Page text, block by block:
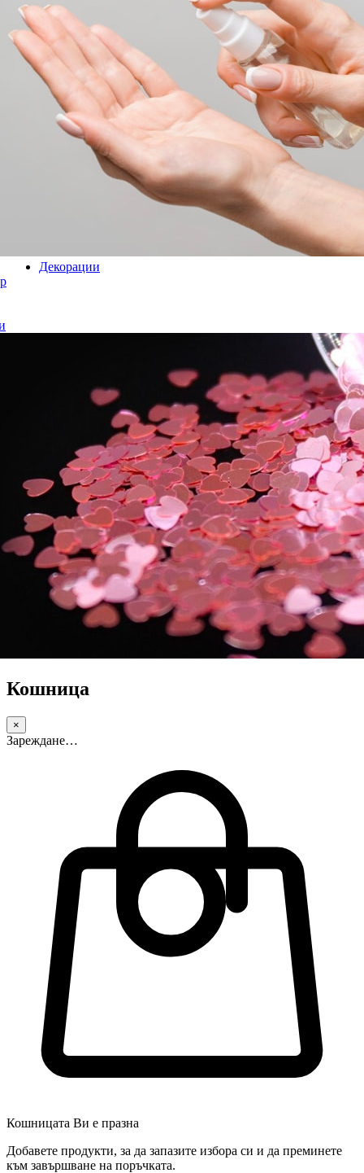
Декорации
Кошница
×
Зареждане…
Кошницата Ви е празна
Добавете продукти, за да запазите избора си и да преминете
към завършване на поръчката.